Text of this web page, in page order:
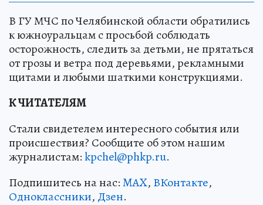
В ГУ МЧС по Челябинской области обратились
к южноуральцам с просьбой соблюдать
осторожность, следить за детьми, не прятаться
от грозы и ветра под деревьями, рекламными
щитами и любыми шаткими конструкциями.
К ЧИТАТЕЛЯМ
Стали свидетелем интересного события или
происшествия? Сообщите об этом нашим
журналистам:kpchel@phkp.ru.
Подпишитесь на нас:MAX, ВКонтакте,
Одноклассники, Дзен.